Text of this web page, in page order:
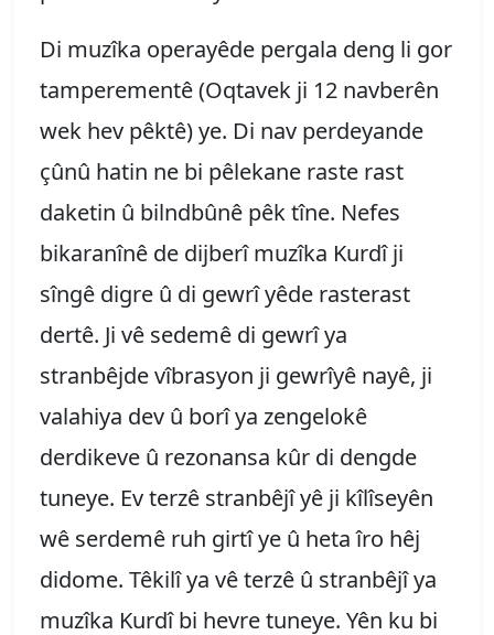
Di muzîka operayêde pergala deng li gor
tamperementê (Oqtavek ji 12 navberên
wek hev pêktê) ye. Di nav perdeyande
çûnû hatin ne bi pêlekane raste rast
daketin û bilndbûnê pêk tîne. Nefes
bikaranînê de dijberî muzîka Kurdî ji
sîngê digre û di gewrî yêde rasterast
dertê. Ji vê sedemê di gewrî ya
stranbêjde vîbrasyon ji gewrîyê nayê, ji
valahiya dev û borî ya zengelokê
derdikeve û rezonansa kûr di dengde
tuneye. Ev terzê stranbêjî yê ji kîlîseyên
wê serdemê ruh girtî ye û heta îro hêj
didome. Têkilî ya vê terzê û stranbêjî ya
muzîka Kurdî bi hevre tuneye. Yên ku bi